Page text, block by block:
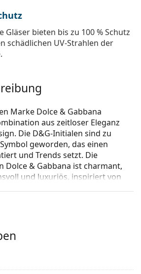
Gläser bieten bis zu 100 % Schutz
schädlichen UV-Strahlen der
Marke Dolce & Gabbana
aus zeitloser Eleganz
Die D&G-Initialen sind zu
geworden, das einen
und Trends setzt. Die
Dolce & Gabbana ist charmant,
und luxuriös, inspiriert von
3268
und roten, grauen, weißen oder